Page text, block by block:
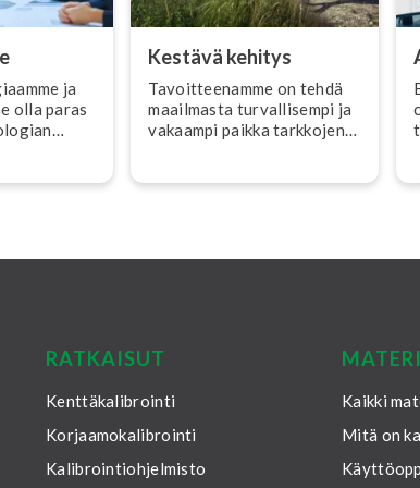
ja
olla paras
Kestävä kehitys
Ta­voit­tee­nam­me on tehdä
maailmasta tur­val­li­sem­pi ja
vakaampi paikka tarkkojen
yrityksiä vir­ta­vii­vais­ta­maan
RATKAISUT
Kenttäkalibrointi
Korjaamokalibrointi
Kalibrointiohjelmisto
Kaikki
Mitä on